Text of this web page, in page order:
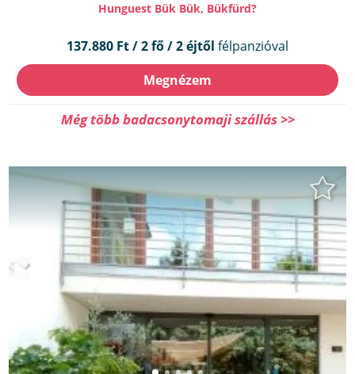
Hunguest Bük Bük, Bükfürd?
137.880 Ft / 2 fő / 2 éjtől félpanzióval
Megnézem
Még több badacsonytomaji szállás >>